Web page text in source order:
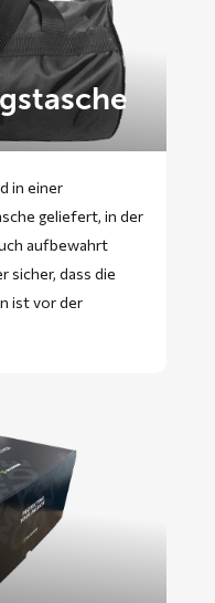
in einer
geliefert, in der
aufbewahrt
sicher, dass die
ist vor der